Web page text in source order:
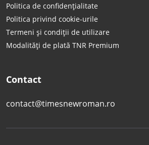
Politica de confidențialitate
Politica privind cookie-urile
Termeni și condiții de utilizare
Modalități de plată TNR Premium
Contact
contact@timesnewroman.ro